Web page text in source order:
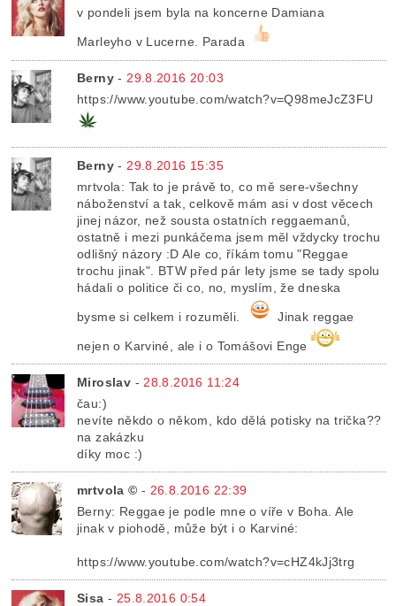
v pondeli jsem byla na koncerne Damiana
Marleyho v Lucerne. Parada
Berny -29.8.2016 20:03
https://www.youtube.com/watch?v=Q98meJcZ3FU
Berny - 29.8.2016 15:35
mrtvola: Tak to je právě to, co mě sere-všechny
náboženství a tak, celkově mám asi v dost věcech
jinej názor, než sousta ostatních reggaemanů,
ostatně i mezi punkáčema jsem měl vždycky trochu
odlišný názory :D Ale co, říkám tomu "Reggae
trochu jinak". BTW před pár lety jsme se tady spolu
hádali o politice či co, no, myslím, že dneska
bysme si celkem i rozuměli. Jinak reggae
nejen o Karviné, ale i o Tomášovi Enge
Miroslav - 28.8.2016 11:24
čau:)
nevíte někdo o někom, kdo dělá potisky na trička??
na zakázku
díky moc :)
mrtvola © - 26.8.2016 22:39
Berny: Reggae je podle mne o víře v Boha. Ale
jinak v piohodě, může být i o Karviné:
https://www.youtube.com/watch?v=cHZ4kJj3trg
Sisa - 25.8.2016 0:54